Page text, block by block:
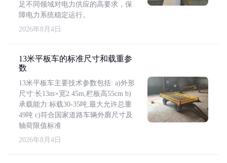
足不同领域对电力供应的高要求，保
障电力系统稳定运行。
2026年8月4日
13米平板车的标准尺寸和载重参
数
13米平板车主要技术参数包括: a)外形
尺寸:长13m×宽2.45m,栏板高55cm b)
承载能力:标载30-35吨,最大允许总重
49吨 c)符合国家道路车辆外廓尺寸及
轴荷限值标准
2026年8月4日